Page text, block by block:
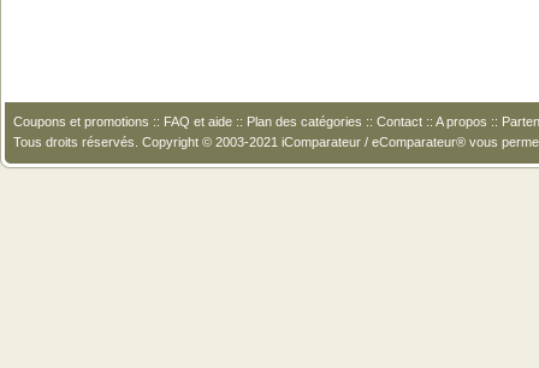
Coupons et promotions :: FAQ et aide :: Plan des catégories :: Contact :: A propos ::
Tous droits réservés. Copyright © 2003-2021 iComparateur / eComparateur® vous